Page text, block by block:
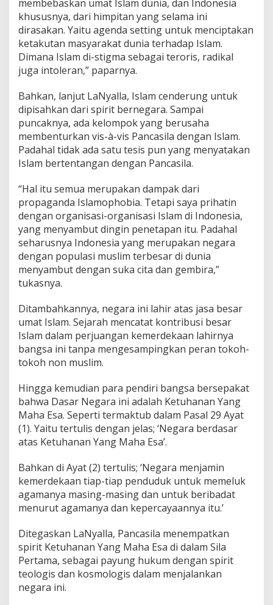
a
s
S
t
i
g
m
e
g
a
t
i
f
membebaskan umat Islam dunia, dan Indonesia
khususnya, dari himpitan yang selama ini
dirasakan. Yaitu agenda setting untuk menciptakan
ketakutan masyarakat dunia terhadap Islam.
Dimana Islam di-stigma sebagai teroris, radikal
juga intoleran,” paparnya.
Bahkan, lanjut LaNyalla, Islam cenderung untuk
dipisahkan dari spirit bernegara. Sampai
puncaknya, ada kelompok yang berusaha
membenturkan vis-à-vis Pancasila dengan Islam.
Padahal tidak ada satu tesis pun yang menyatakan
Islam bertentangan dengan Pancasila.
“Hal itu semua merupakan dampak dari
propaganda Islamophobia. Tetapi saya prihatin
dengan organisasi-organisasi Islam di Indonesia,
yang menyambut dingin penetapan itu. Padahal
seharusnya Indonesia yang merupakan negara
dengan populasi muslim terbesar di dunia
menyambut dengan suka cita dan gembira,”
tukasnya.
Ditambahkannya, negara ini lahir atas jasa besar
umat Islam. Sejarah mencatat kontribusi besar
Islam dalam perjuangan kemerdekaan lahirnya
bangsa ini tanpa mengesampingkan peran tokoh-
tokoh non muslim.
Hingga kemudian para pendiri bangsa bersepakat
bahwa Dasar Negara ini adalah Ketuhanan Yang
Maha Esa. Seperti termaktub dalam Pasal 29 Ayat
(1). Yaitu tertulis dengan jelas; ‘Negara berdasar
atas Ketuhanan Yang Maha Esa’.
Bahkan di Ayat (2) tertulis; ‘Negara menjamin
kemerdekaan tiap-tiap penduduk untuk memeluk
agamanya masing-masing dan untuk beribadat
menurut agamanya dan kepercayaannya itu.’
Ditegaskan LaNyalla, Pancasila menempatkan
spirit Ketuhanan Yang Maha Esa di dalam Sila
Pertama, sebagai payung hukum dengan spirit
teologis dan kosmologis dalam menjalankan
negara ini.